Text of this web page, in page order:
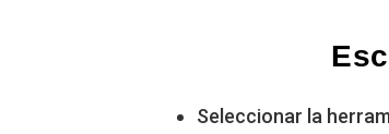
Seleccionar la